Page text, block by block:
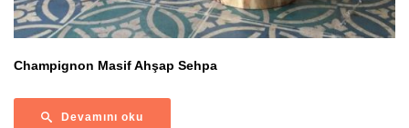
Champignon Masif Ahşap Sehpa
Devamını oku